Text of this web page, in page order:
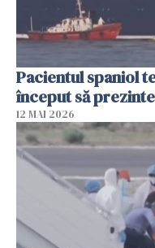
Pacientul spaniol
început să
12 MAI 2026